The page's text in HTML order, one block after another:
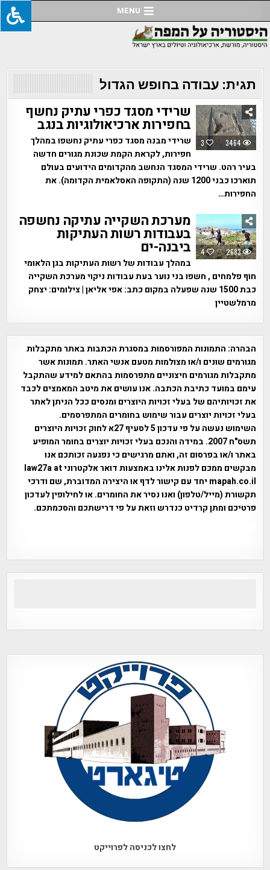
to
content
MENU
תגית: עבודה בחופש הגדול
3 3464
שרידי מסגד כפרי עתיק נחשף
בחפירות ארכיאולוגיות בנגב
שרידי מבנה מסגד כפרי עתיק נחשפו במהלך
חפירות, לקראת הקמת שכונת מגורים חדשה
בעיר רהט. שרידי המסגד הנחשב מהקדומים הידועים בעולם
תוארכו כבני 1200 שנה (התקופה האסלאמית הקדומה). את
החפירות…
4 2683
מערכת השקייה עתיקה נחשפה
בעבודות רשות העתיקות
ביבנה-ים
במהלך עבודות של רשות העתיקות בגן הלאומי
חוף פלמחים , חשפו בני נוער בעת עבודות ניקוי מערכת השקייה
כבת 1500 שנה שפעלה במקום כתב: אפי אליאן | צילומים: יצחק
מרמלשטיין
הבהרה: התמונות המפורסמות במסגרת הכתבות באתר מתקבלות
מגורמים שונים ו/או מצולמות מטעם אנשי האתר. תמונות אשר
מתקבלות מגורמים חיצוניים מתפרסמות בהתאם למידע שהתקבל
עימם במועד כתיבת הכתבה. אנו עושים את מיטב המאמצים לכבד
את זכויותיהם של בעלי זכויות היוצרים ומנסים ככל הניתן לאתר
בעלי זכויות יוצרים עבור שימוש בחומרים המתפרסמים.
השימוש נעשה על פי עדכון 5 לסעיף 27א לחוק זכויות היוצרים
תשס"ח 2007. במידה והנכם בעלי זכויות יוצרים בחומר המופיע
באתר ו/או בפרסום זה, ואתם מרגישים כי נפגעה זכותכם אנו
מבקשים ממכם לפנות אלינו באמצעות דואר אלקטרוני law27a at
mapah.co.il יחד עם קישור לדף או היצירה המדוברת, שם ודרכי
תקשורת (מייל/טלפון) ואנו נסיר את החומרים. או לחילופין לעדכון
פרטיכם ומתן קרדיט כנדרש וזאת על פי דרישתכם והסכמתכם.
לחצו לכניסה לפרוייקט